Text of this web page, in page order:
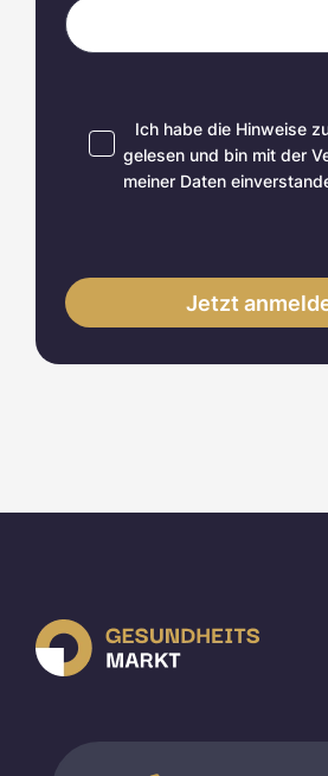
Ich habe die Hinweise
gelesen und bin mit der
meiner Daten